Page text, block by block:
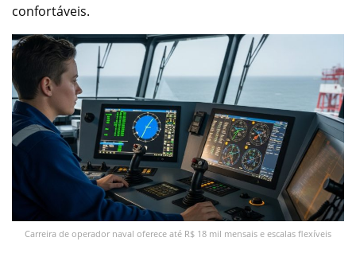
confortáveis.
Carreira de operador naval oferece até R$ 18 mil mensais e escalas flexíveis